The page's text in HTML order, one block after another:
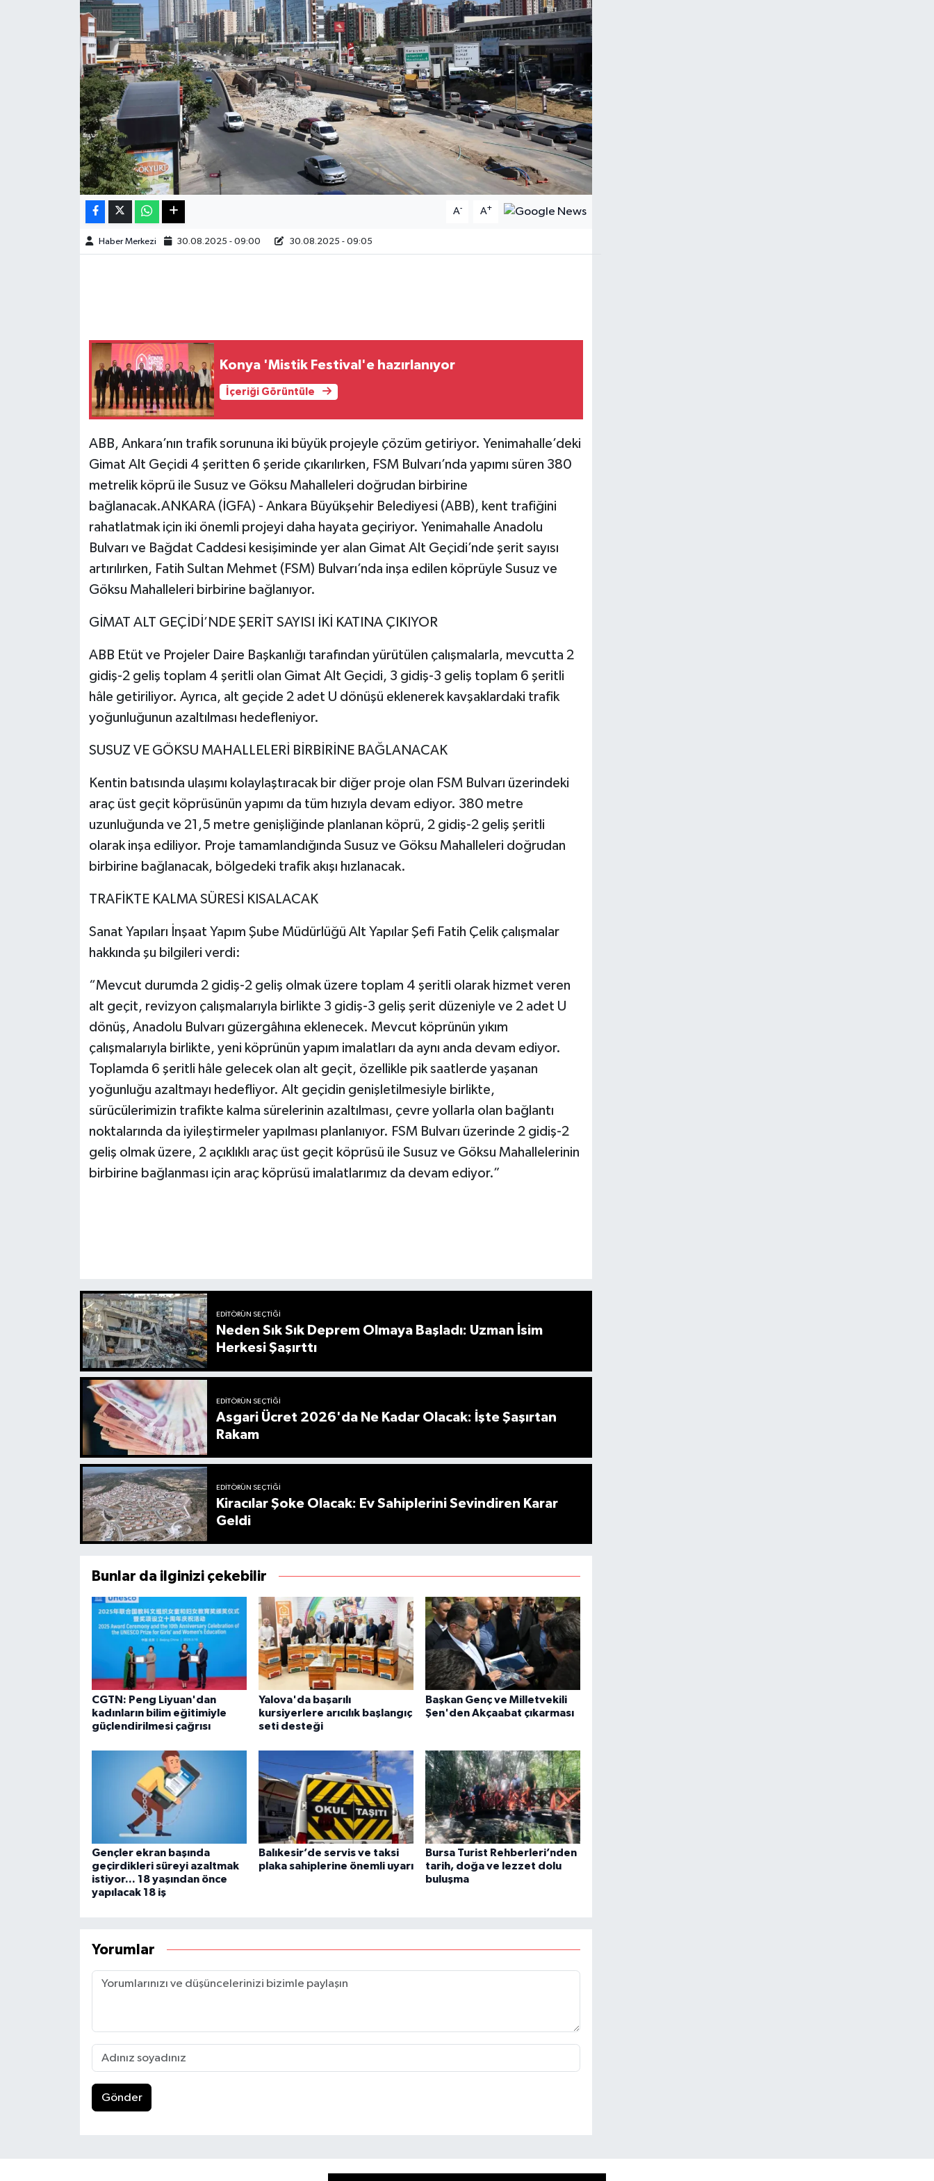
A- A+
Haber Merkezi 30.08.2025 - 09:00 30.08.2025 - 09:05
Konya 'Mistik Festival'e hazırlanıyor
İçeriği Görüntüle
ABB, Ankara’nın trafik sorununa iki büyük projeyle çözüm getiriyor. Yenimahalle’deki
Gimat Alt Geçidi 4 şeritten 6 şeride çıkarılırken, FSM Bulvarı’nda yapımı süren 380
metrelik köprü ile Susuz ve Göksu Mahalleleri doğrudan birbirine
bağlanacak.ANKARA (İGFA) - Ankara Büyükşehir Belediyesi (ABB), kent trafiğini
rahatlatmak için iki önemli projeyi daha hayata geçiriyor. Yenimahalle Anadolu
Bulvarı ve Bağdat Caddesi kesişiminde yer alan Gimat Alt Geçidi’nde şerit sayısı
artırılırken, Fatih Sultan Mehmet (FSM) Bulvarı’nda inşa edilen köprüyle Susuz ve
Göksu Mahalleleri birbirine bağlanıyor.
GİMAT ALT GEÇİDİ’NDE ŞERİT SAYISI İKİ KATINA ÇIKIYOR
ABB Etüt ve Projeler Daire Başkanlığı tarafından yürütülen çalışmalarla, mevcutta 2
gidiş-2 geliş toplam 4 şeritli olan Gimat Alt Geçidi, 3 gidiş-3 geliş toplam 6 şeritli
hâle getiriliyor. Ayrıca, alt geçide 2 adet U dönüşü eklenerek kavşaklardaki trafik
yoğunluğunun azaltılması hedefleniyor.
SUSUZ VE GÖKSU MAHALLELERİ BİRBİRİNE BAĞLANACAK
Kentin batısında ulaşımı kolaylaştıracak bir diğer proje olan FSM Bulvarı üzerindeki
araç üst geçit köprüsünün yapımı da tüm hızıyla devam ediyor. 380 metre
uzunluğunda ve 21,5 metre genişliğinde planlanan köprü, 2 gidiş-2 geliş şeritli
olarak inşa ediliyor. Proje tamamlandığında Susuz ve Göksu Mahalleleri doğrudan
birbirine bağlanacak, bölgedeki trafik akışı hızlanacak.
TRAFİKTE KALMA SÜRESİ KISALACAK
Sanat Yapıları İnşaat Yapım Şube Müdürlüğü Alt Yapılar Şefi Fatih Çelik çalışmalar
hakkında şu bilgileri verdi:
“Mevcut durumda 2 gidiş-2 geliş olmak üzere toplam 4 şeritli olarak hizmet veren
alt geçit, revizyon çalışmalarıyla birlikte 3 gidiş-3 geliş şerit düzeniyle ve 2 adet U
dönüş, Anadolu Bulvarı güzergâhına eklenecek. Mevcut köprünün yıkım
çalışmalarıyla birlikte, yeni köprünün yapım imalatları da aynı anda devam ediyor.
Toplamda 6 şeritli hâle gelecek olan alt geçit, özellikle pik saatlerde yaşanan
yoğunluğu azaltmayı hedefliyor. Alt geçidin genişletilmesiyle birlikte,
sürücülerimizin trafikte kalma sürelerinin azaltılması, çevre yollarla olan bağlantı
noktalarında da iyileştirmeler yapılması planlanıyor. FSM Bulvarı üzerinde 2 gidiş-2
geliş olmak üzere, 2 açıklıklı araç üst geçit köprüsü ile Susuz ve Göksu Mahallelerinin
birbirine bağlanması için araç köprüsü imalatlarımız da devam ediyor.”
EDITÖRÜN SEÇTIĞI
Neden Sık Sık Deprem Olmaya Başladı: Uzman İsim
Herkesi Şaşırttı
EDITÖRÜN SEÇTIĞI
Asgari Ücret 2026'da Ne Kadar Olacak: İşte Şaşırtan
Rakam
EDITÖRÜN SEÇTIĞI
Kiracılar Şoke Olacak: Ev Sahiplerini Sevindiren Karar
Geldi
Bunlar da ilginizi çekebilir
CGTN: Peng Liyuan'dan
kadınların bilim eğitimiyle
güçlendirilmesi çağrısı
Yalova'da başarılı
kursiyerlere arıcılık başlangıç
seti desteği
Başkan Genç ve Milletvekili
Şen'den Akçaabat çıkarması
Gençler ekran başında
geçirdikleri süreyi azaltmak
istiyor... 18 yaşından önce
yapılacak 18 iş
Balıkesir’de servis ve taksi
plaka sahiplerine önemli uyarı
Bursa Turist Rehberleri’nden
tarih, doğa ve lezzet dolu
buluşma
Yorumlar
Gönder
Teknoloji